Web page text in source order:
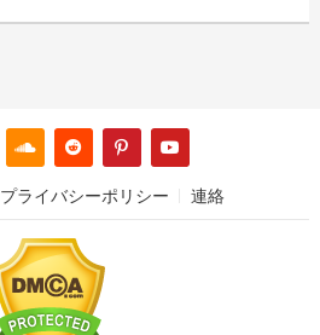
プライバシーポリシー 連絡